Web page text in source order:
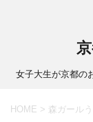
女子大生が京都の
HOME > 森ガール